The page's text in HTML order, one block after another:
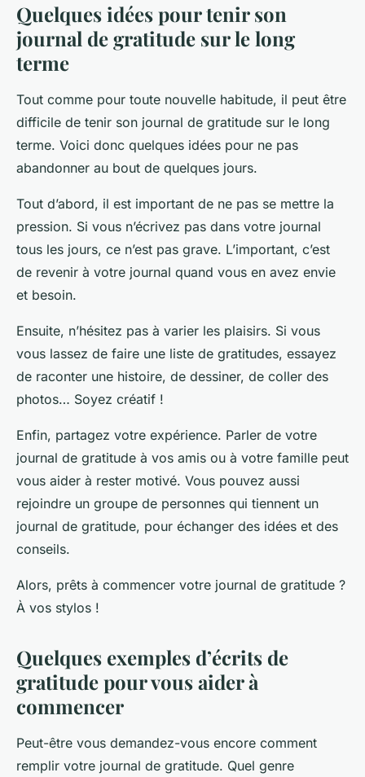
Quelques idées pour tenir son
journal de gratitude sur le long
terme
Tout comme pour toute nouvelle habitude, il peut être
difficile de tenir son journal de gratitude sur le long
terme. Voici donc quelques idées pour ne pas
abandonner au bout de quelques jours.
Tout d’abord, il est important de ne pas se mettre la
pression. Si vous n’écrivez pas dans votre journal
tous les jours, ce n’est pas grave. L’important, c’est
de revenir à votre journal quand vous en avez envie
et besoin.
Ensuite, n’hésitez pas à varier les plaisirs. Si vous
vous lassez de faire une liste de gratitudes, essayez
de raconter une histoire, de dessiner, de coller des
photos… Soyez créatif !
Enfin, partagez votre expérience. Parler de votre
journal de gratitude à vos amis ou à votre famille peut
vous aider à rester motivé. Vous pouvez aussi
rejoindre un groupe de personnes qui tiennent un
journal de gratitude, pour échanger des idées et des
conseils.
Alors, prêts à commencer votre journal de gratitude ?
À vos stylos !
Quelques exemples d’écrits de
gratitude pour vous aider à
commencer
Peut-être vous demandez-vous encore comment
remplir votre journal de gratitude. Quel genre